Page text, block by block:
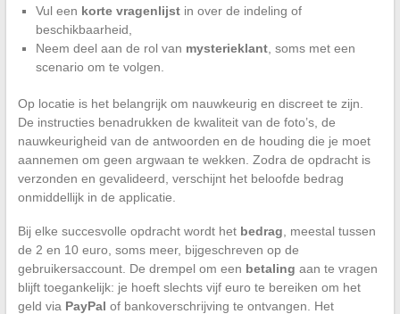
Vul een korte vragenlijstin over de indeling of
beschikbaarheid,
Neem deel aan de rol van mysterieklant, soms met een
scenario om te volgen.
Op locatie is het belangrijk om nauwkeurig en discreet te zijn.
De instructies benadrukken de kwaliteit van de foto’s, de
nauwkeurigheid van de antwoorden en de houding die je moet
aannemen om geen argwaan te wekken. Zodra de opdracht is
verzonden en gevalideerd, verschijnt het beloofde bedrag
onmiddellijk in de applicatie.
Bij elke succesvolle opdracht wordt het bedrag , meestal tussen
de 2 en 10 euro, soms meer, bijgeschreven op de
gebruikersaccount. De drempel om een betaling aan te vragen
blijft toegankelijk: je hoeft slechts vijf euro te bereiken om het
geld via PayPal of bankoverschrijving te ontvangen. Het